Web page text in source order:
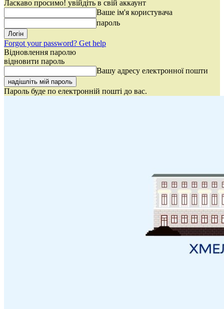
Ласкаво просимо! увійдіть в свій аккаунт
Ваше ім'я користувача
пароль
Forgot your password? Get help
Відновлення паролю
відновити пароль
Вашу адресу електронної пошти
Пароль буде по електронній пошті до вас.